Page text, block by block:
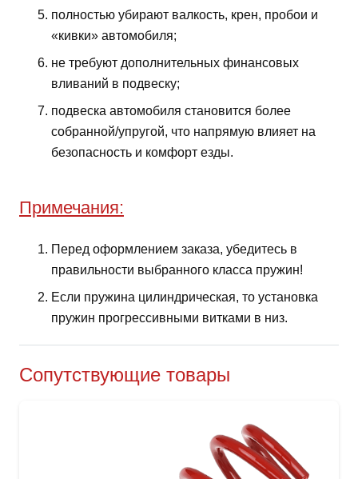
полностью убирают валкость, крен, пробои и
«кивки» автомобиля;
не требуют дополнительных финансовых
вливаний в подвеску;
подвеска автомобиля становится более
собранной/упругой, что напрямую влияет на
безопасность и комфорт езды.
Примечания:
Перед оформлением заказа, убедитесь в
правильности выбранного класса пружин!
Если пружина цилиндрическая, то установка
пружин прогрессивными витками в низ.
Сопутствующие товары